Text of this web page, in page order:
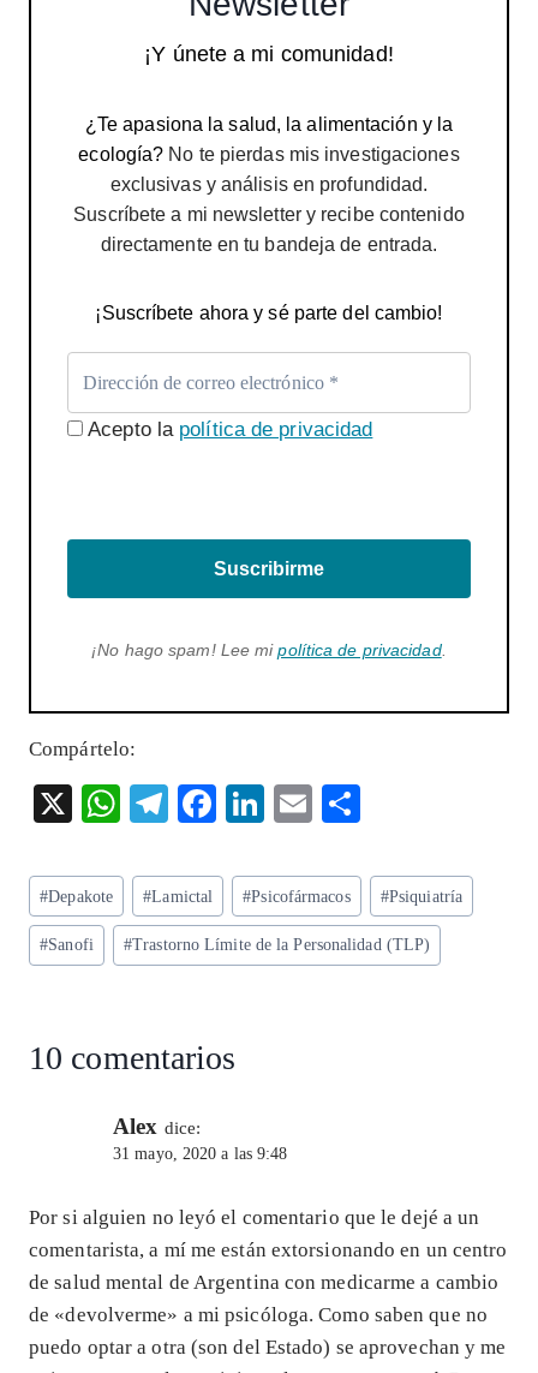
¡Y únete a mi comunidad!
¿Te apasiona la salud, la alimentación y la
ecología? No te pierdas mis investigaciones
exclusivas y análisis en profundidad.
Suscríbete a mi newsletter y recibe contenido
directamente en tu bandeja de entrada.
¡Suscríbete ahora y sé parte del cambio!
Acepto la política de privacidad
Suscribirme
¡No hago spam! Lee mipolítica de privacidad.
Compártelo:
X
W
ts
A
p
T
eg
ra
m
F
eb
o
o
Li
ke
dI
n
E
ai
l
re
Etiquetas
de
la
#Depakote #Lamictal #Psicofármacos #Psiquiatría
#Sanofi #Trastorno Límite de la Personalidad (TLP)
10 comentarios
Alex dice:
31 mayo, 2020 a las 9:48
Por si alguien no leyó el comentario que le dejé a un
comentarista, a mí me están extorsionando en un centro
de salud mental de Argentina con medicarme a cambio
de «devolverme» a mi psicóloga. Como saben que no
puedo optar a otra (son del Estado) se aprovechan y me